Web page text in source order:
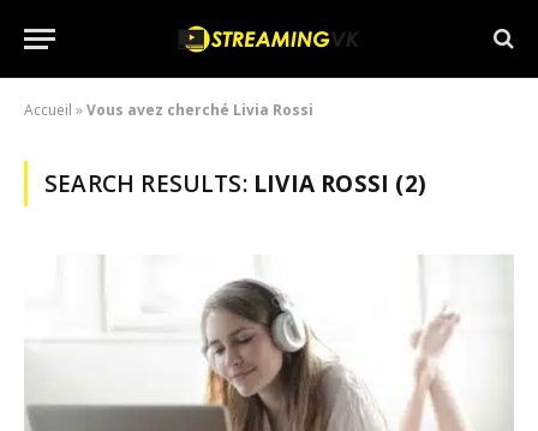
Accueil »Vous avez cherché Livia Rossi
SEARCH RESULTS: LIVIA ROSSI (2)